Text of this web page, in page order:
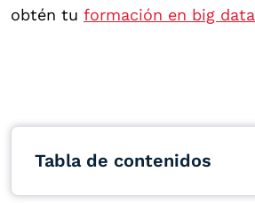
obtén tu formación en big data
Tabla de contenidos